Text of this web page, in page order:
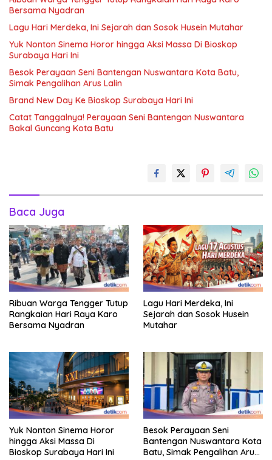
Bersama Nyadran
Lagu Hari Merdeka, Ini Sejarah dan Sosok Husein Mutahar
Yuk Nonton Sinema Horor hingga Aksi Massa Di Bioskop
Surabaya Hari Ini
Besok Perayaan Seni Bantengan Nuswantara Kota Batu,
Simak Pengalihan Arus Lalin
Brand New Day Ke Bioskop Surabaya Hari Ini
Catat Tanggalnya! Perayaan Seni Bantengan Nuswantara
Bakal Guncang Kota Batu
Baca Juga
Ribuan Warga Tengger Tutup
Rangkaian Hari Raya Karo
Bersama Nyadran
Lagu Hari Merdeka, Ini
Sejarah dan Sosok Husein
Mutahar
Yuk Nonton Sinema Horor
hingga Aksi Massa Di
Bioskop Surabaya Hari Ini
Besok Perayaan Seni
Bantengan Nuswantara Kota
Batu, Simak Pengalihan Arus